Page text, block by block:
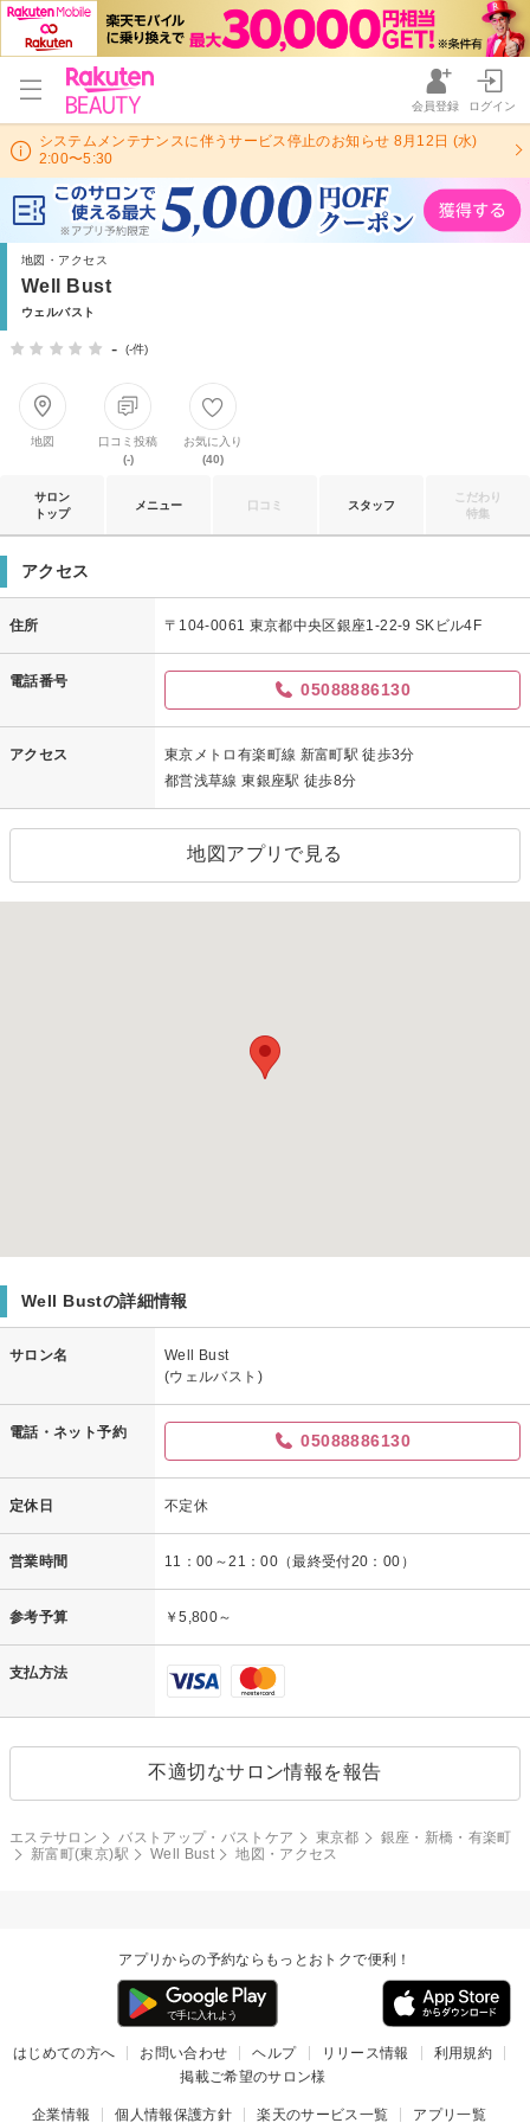
会員登録 ログイン
システムメンテナンスに伴うサービス停止のお知らせ 8月12日 (水)
2:00〜5:30
地図・アクセス
Well Bust
ウェルバスト
- (-件)
地図
口コミ投稿
(-)
お気に入り
(40)
サロン
トップ
メニュー 口コミ スタッフ
こだわり
特集
アクセス
住所 〒104-0061 東京都中央区銀座1-22-9 SKビル4F
電話番号 05088886130
アクセス
東京メトロ有楽町線 新富町駅 徒歩3分
都営浅草線 東銀座駅 徒歩8分
地図アプリで見る
Well Bustの詳細情報
サロン名
Well Bust
(ウェルバスト)
電話・ネット予約 05088886130
定休日 不定休
営業時間 11：00～21：00（最終受付20：00）
参考予算 ￥5,800～
支払方法
不適切なサロン情報を報告
エステサロン バストアップ・バストケア 東京都
銀座・新橋・有楽町
新富町(東京)駅
Well Bust 地図・アクセス
アプリからの予約ならもっとおトクで便利！
はじめての方へ お問い合わせ ヘルプ リリース情報
利用規約
掲載ご希望のサロン様
企業情報 個人情報保護方針 楽天のサービス一覧 アプリ一覧